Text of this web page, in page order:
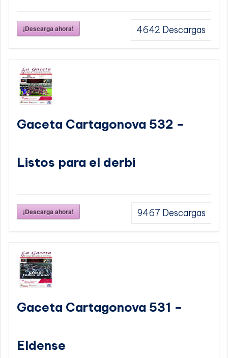
¡Descarga ahora! 4642 Descargas
Gaceta Cartagonova 532 –
Listos para el derbi
¡Descarga ahora! 9467 Descargas
Gaceta Cartagonova 531 –
Eldense